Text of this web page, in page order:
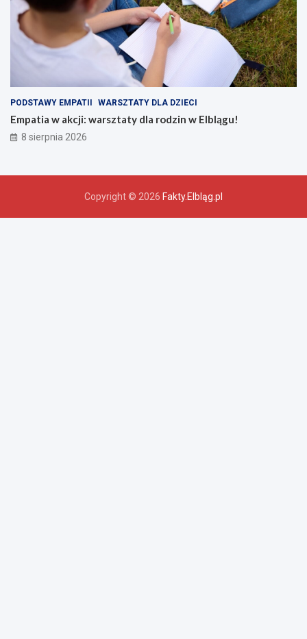
PODSTAWY EMPATII WARSZTATY DLA DZIECI
Empatia w akcji: warsztaty dla rodzin w Elblągu!
8 sierpnia 2026
Copyright © 2026 Fakty.Elbląg.pl